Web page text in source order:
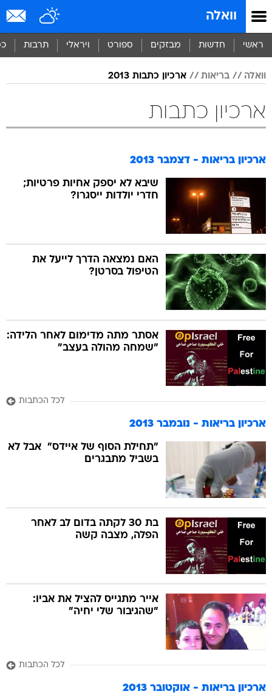
וואלה
ראשי חדשות מבזקים ספורט ויראלי תרבות
וואלה בריאות ארכיון כתבות 2013
ארכיון כתבות
ארכיון בריאות - דצמבר 2013
שיבא לא יספק אחיות פרטיות;
חדרי יולדות ייסגרו?
האם נמצאה הדרך לייעל את
הטיפול בסרטן?
אסתר מתה מדימום לאחר הלידה:
"שמחה מהולה בעצב"
לכל הכתבות
ארכיון בריאות - נובמבר 2013
"תחילת הסוף של איידס"  אבל לא
בשביל מתבגרים
בת 30 לקתה בדום לב לאחר
הפלה, מצבה קשה
אייר מתגייס להציל את אביו:
"שהגיבור שלי יחיה"
לכל הכתבות
ארכיון בריאות - אוקטובר 2013